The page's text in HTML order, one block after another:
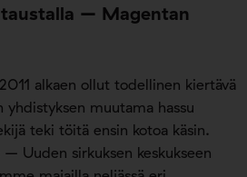
– Magentan
alkaen ollut todellinen kiertävä
yhdistyksen muutama hassu
teki töitä ensin kotoa käsin.
Uuden sirkuksen keskukseen